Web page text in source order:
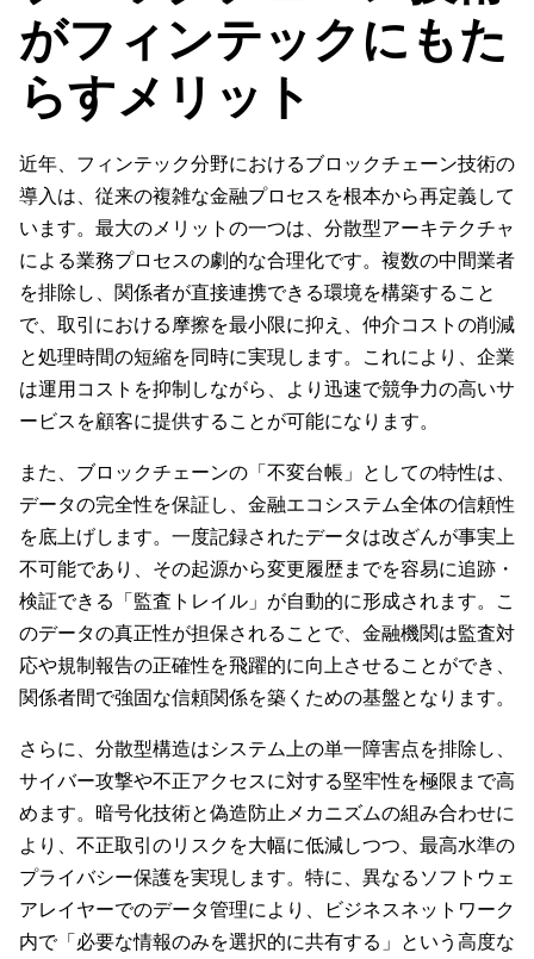
がフィンテックにもた
らすメリット
近年、フィンテック分野におけるブロックチェーン技術の
導入は、従来の複雑な金融プロセスを根本から再定義して
います。最大のメリットの一つは、分散型アーキテクチャ
による業務プロセスの劇的な合理化です。複数の中間業者
を排除し、関係者が直接連携できる環境を構築すること
で、取引における摩擦を最小限に抑え、仲介コストの削減
と処理時間の短縮を同時に実現します。これにより、企業
は運用コストを抑制しながら、より迅速で競争力の高いサ
ービスを顧客に提供することが可能になります。
また、ブロックチェーンの「不変台帳」としての特性は、
データの完全性を保証し、金融エコシステム全体の信頼性
を底上げします。一度記録されたデータは改ざんが事実上
不可能であり、その起源から変更履歴までを容易に追跡・
検証できる「監査トレイル」が自動的に形成されます。こ
のデータの真正性が担保されることで、金融機関は監査対
応や規制報告の正確性を飛躍的に向上させることができ、
関係者間で強固な信頼関係を築くための基盤となります。
さらに、分散型構造はシステム上の単一障害点を排除し、
サイバー攻撃や不正アクセスに対する堅牢性を極限まで高
めます。暗号化技術と偽造防止メカニズムの組み合わせに
より、不正取引のリスクを大幅に低減しつつ、最高水準の
プライバシー保護を実現します。特に、異なるソフトウェ
アレイヤーでのデータ管理により、ビジネスネットワーク
内で「必要な情報のみを選択的に共有する」という高度な